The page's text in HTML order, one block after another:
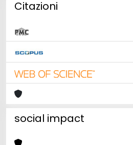
Citazioni
social impact